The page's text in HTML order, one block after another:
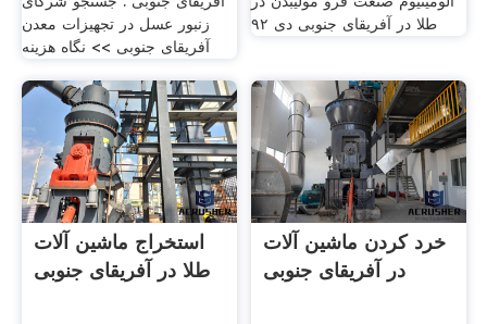
زنبور عسل در تجهیزات معدن
آفریقای جنوبی >> نگاه هزینه
طلا در آفریقای جنوبی دی ٩٢
استخراج ماشین آلات
طلا در آفریقای جنوبی
خرد کردن ماشین آلات
در آفریقای جنوبی